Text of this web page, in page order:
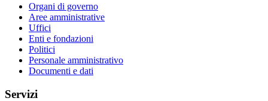
Organi di governo
Aree amministrative
Uffici
Enti e fondazioni
Politici
Personale amministrativo
Documenti e dati
Servizi